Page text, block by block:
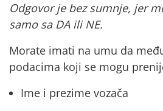
Odgovor je bez sumnje, jer
samo sa DA ili NE.
Morate imati na umu da
podacima koji se mogu
Ime i prezime vozača